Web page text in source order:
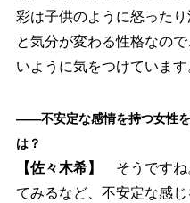
彩は子供のように怒った
と気分が変わる性格なの
いように気をつけています
――不安定な感情を持つ女性
は？
【佐々木希】
そうですね
てみるなど、不安定な感